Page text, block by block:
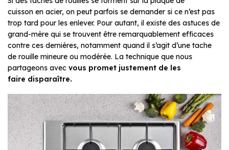
cuisson en acier, on peut parfois se demander si ce n’est pas
trop tard pour les enlever. Pour autant, il existe des astuces de
grand-mère qui se trouvent être remarquablement efficaces
contre ces dernières, notamment quand il s’agit d’une tache
de rouille mineure ou modérée. La technique que nous
partageons avec vous promet justement de les
faire disparaître.